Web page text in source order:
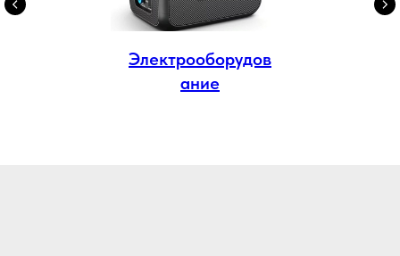
Электрооборудов
ание